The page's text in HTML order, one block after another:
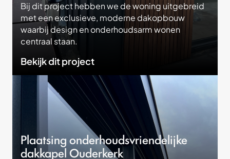
Bij dit project hebben we de woning uitgebreid
met een exclusieve, moderne dakopbouw
waarbij design en onderhoudsarm wonen
centraal staan.
Bekijk dit project
Plaatsing onderhoudsvriendelijke
dakkapel Ouderkerk